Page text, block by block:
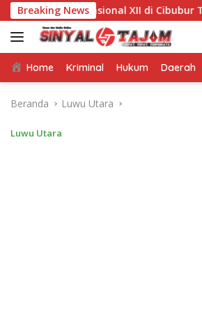
Langsung
ke
konten
Breaking News
Nasional XII di Cibubur Tahun 2026
Home Kriminal Hukum Daerah
Beranda Luwu Utara
Luwu Utara